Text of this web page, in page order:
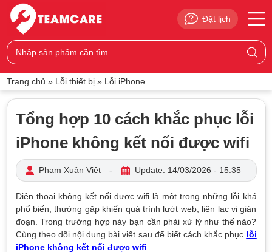
Đặt lịch
Trang chủ » Lỗi thiết bị» Lỗi iPhone
Tổng hợp 10 cách khắc phục lỗi
iPhone không kết nối được wifi
Phạm Xuân Việt - Update: 14/03/2026 - 15:35
Điện thoại không kết nối được wifi là một trong những lỗi khá
phổ biến, thường gặp khiến quá trình lướt web, liên lạc vị gián
đoạn. Trong trường hợp này bạn cần phải xử lý như thế nào?
Cùng theo dõi nội dung bài viết sau để biết cách khắc phục lỗi
iPhone không kết nối được wifi